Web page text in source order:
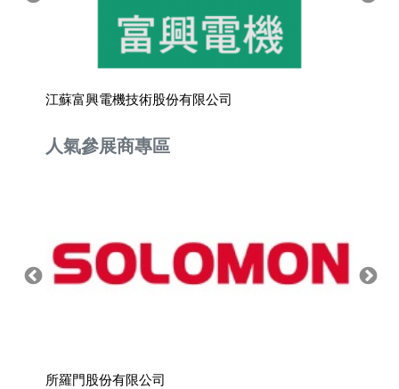
江蘇富興電機技術股份有限公司
人氣參展商專區
所羅門股份有限公司